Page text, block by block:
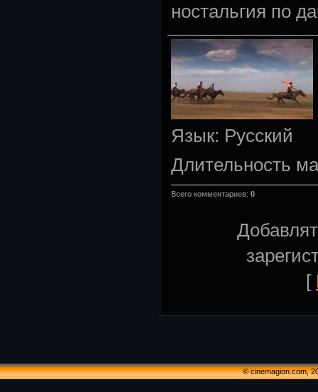
ностальгия по
Язык: Русский
Длительность
Всего комментариев: 0
[
© cinemagion.com,